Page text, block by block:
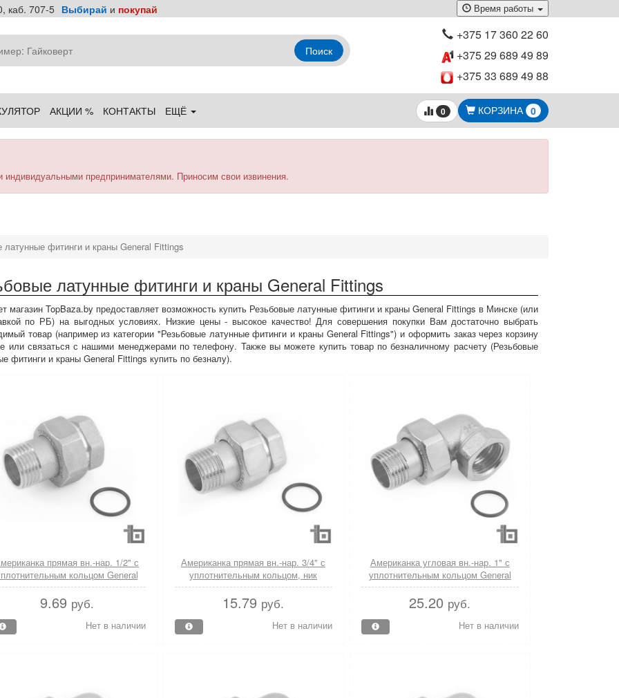
Время работы
каб. 707-5 Выбирай и покупай
+375 17 360 22 60
+375 29 689 49 89
+375 33 689 49 88
Поиск
0 КОРЗИНА 0
АКЦИИ % КОНТАКТЫ ЕЩЁ
предпринимателями. Приносим свои извинения.
латунные фитинги и краны General Fittings
латунные фитинги и краны General Fittings
магазин TopBaza.by предоставляет возможность купить Резьбовые латунные фитинги и краны General Fittings в Минске (или
по РБ) на выгодных условиях. Низкие цены - высокое качество! Для совершения покупки Вам достаточно выбрать
товар (например из категории "Резьбовые латунные фитинги и краны General Fittings") и оформить заказ через корзину
или связаться с нашими менеджерами по телефону. Также вы можете купить товар по безналичному расчету (Резьбовые
фитинги и краны General Fittings купить по безналу).
прямая вн.-нар. 1/2" с
кольцом General
Fittings
9.69 руб.
Нет в наличии
Американка прямая вн.-нар. 3/4" с
уплотнительным кольцом, ник
General Fittings
15.79 руб.
Нет в наличии
Американка угловая вн.-нар. 1" с
уплотнительным кольцом General
Fittings
25.20 руб.
Нет в наличии